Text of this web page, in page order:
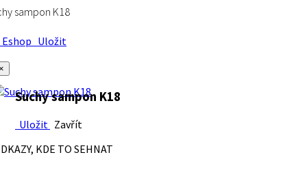
sampon K18
Uložit
Suchy sampon K18
Uložit Zavřít
KDE TO SEHNAT